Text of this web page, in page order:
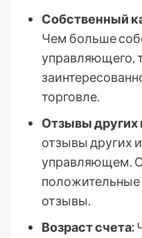
Собственный
Чем больше
управляющего,
торговле.
Отзывы других
отзывы других
управляющем.
положительные
отзывы.
Возраст счета: